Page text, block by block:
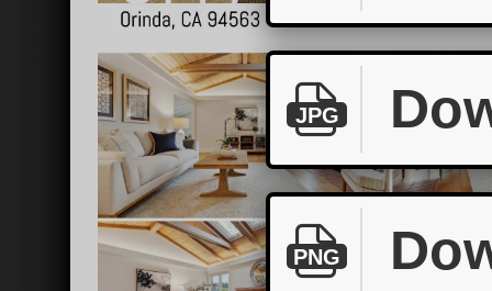
JPG
PNG